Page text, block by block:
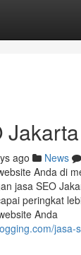
Jakarta
ago News
Anda di
jasa SEO
peringkat
Anda
jasa-